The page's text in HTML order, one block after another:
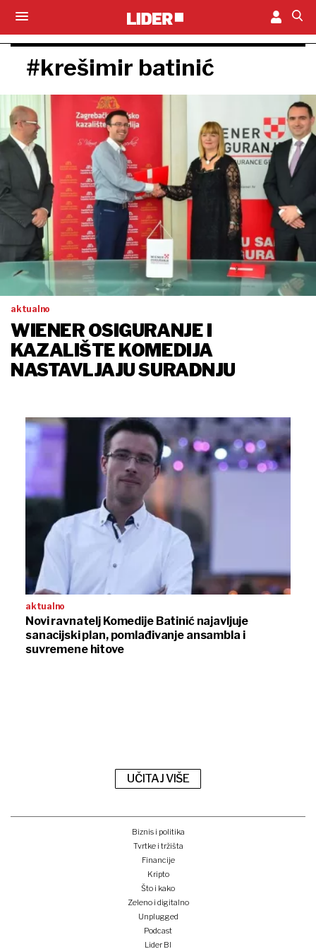
#krešimir batinić
aktualno
WIENER OSIGURANJE I
KAZALIŠTE KOMEDIJA
NASTAVLJAJU SURADNJU
aktualno
Novi ravnatelj Komedije Batinić najavljuje
sanacijski plan, pomlađivanje ansambla i
suvremene hitove
UČITAJ VIŠE
Biznis i politika
Tvrtke i tržišta
Financije
Kripto
Što i kako
Zeleno i digitalno
Unplugged
Podcast
Lider BI